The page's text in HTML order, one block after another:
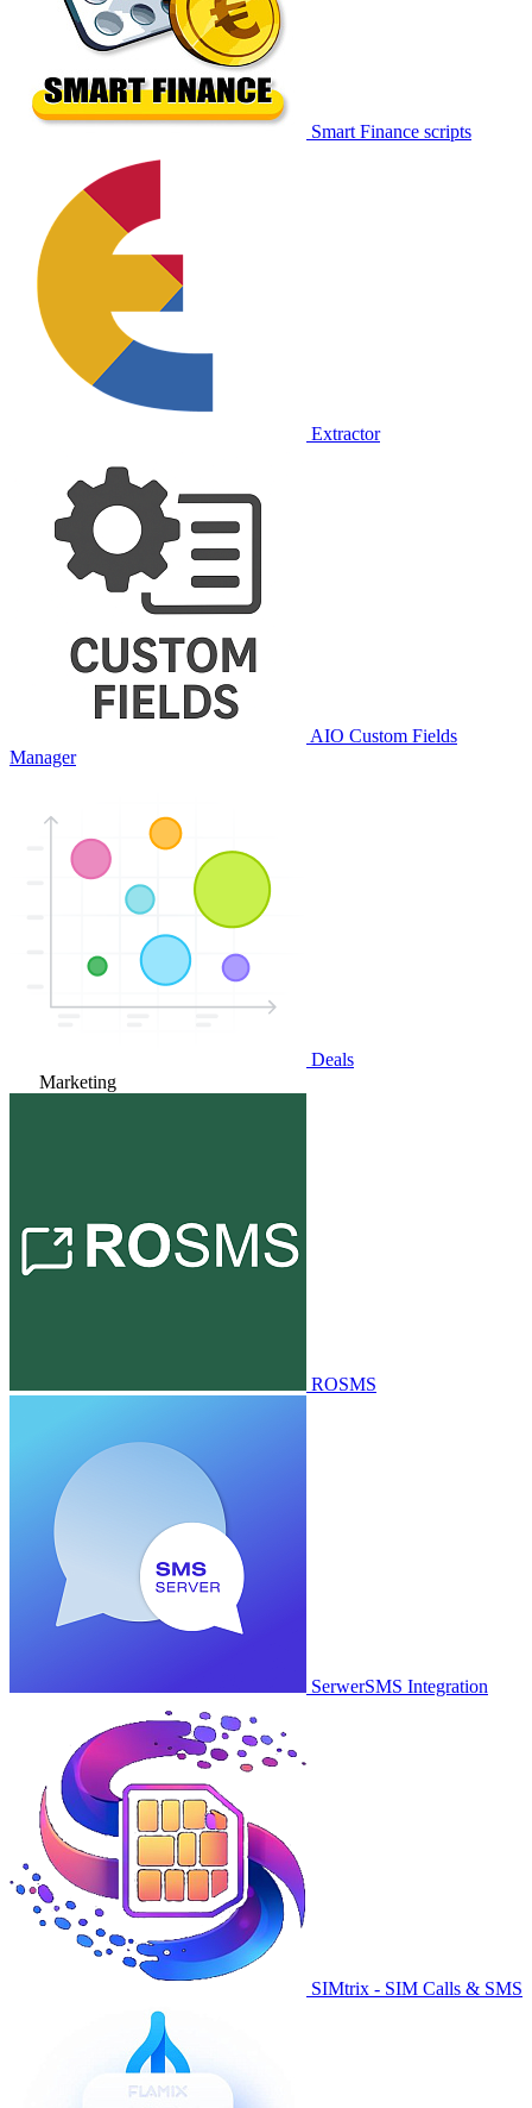
Smart Finance scripts
Extractor
AIO Custom Fields
Manager
Deals
Marketing
ROSMS
SerwerSMS Integration
SIMtrix - SIM Calls & SMS